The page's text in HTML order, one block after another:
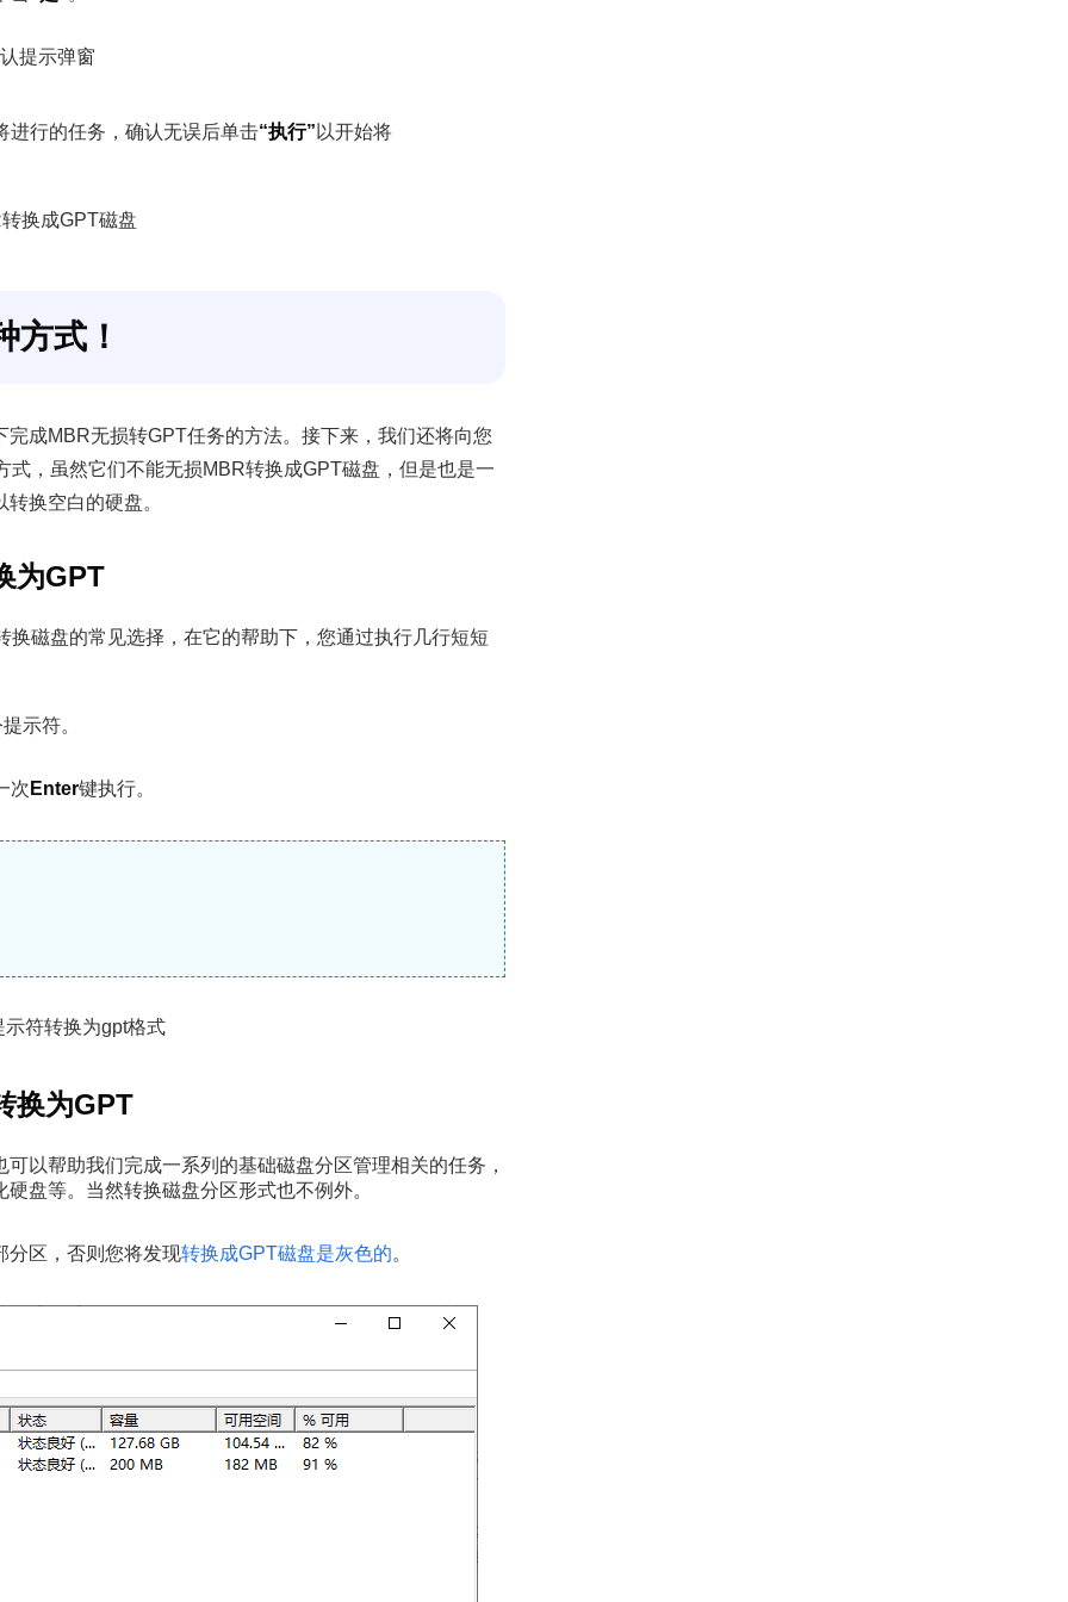
进行的任务，确认无误后单击“执行” 以开始将
方式！
成MBR无损转GPT任务的方法。接下来，我们还将向您
，虽然它们不能无损MBR转换成GPT磁盘，但是也是一
换空白的硬盘。
为GPT
磁盘的常见选择，在它的帮助下，您通过执行几行短短
示符。
次 Enter键执行。
换为GPT
以帮助我们完成一系列的基础磁盘分区管理相关的任务，
盘等。当然转换磁盘分区形式也不例外。
分区，否则您将发现转换成GPT磁盘是灰色的。